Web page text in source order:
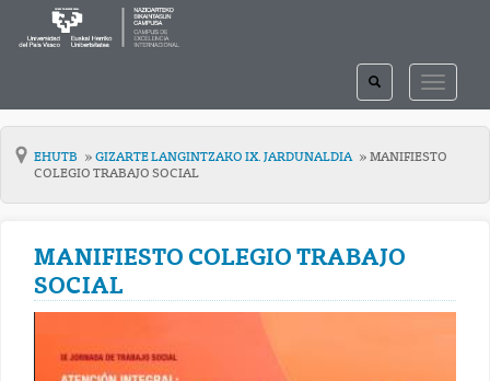
TOGGLE
TOGGLE
SEARCH
EHUTB GIZARTE LANGINTZAKO IX. JARDUNALDIA
MANIFIESTO
COLEGIO TRABAJO SOCIAL
MANIFIESTO COLEGIO TRABAJO
SOCIAL